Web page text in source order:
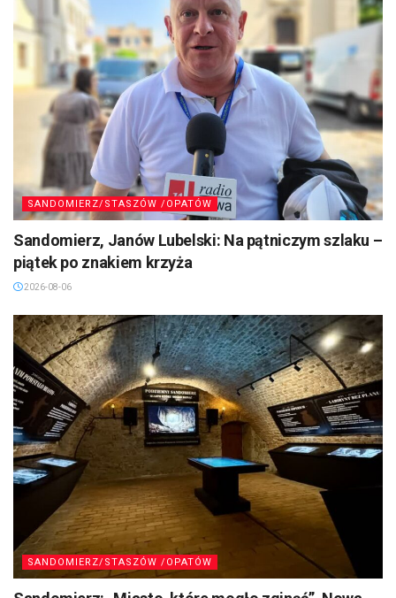
SANDOMIERZ/STASZÓW /OPATÓW
Sandomierz, Janów Lubelski: Na pątniczym szlaku –
piątek po znakiem krzyża
2026-08-06
SANDOMIERZ/STASZÓW /OPATÓW